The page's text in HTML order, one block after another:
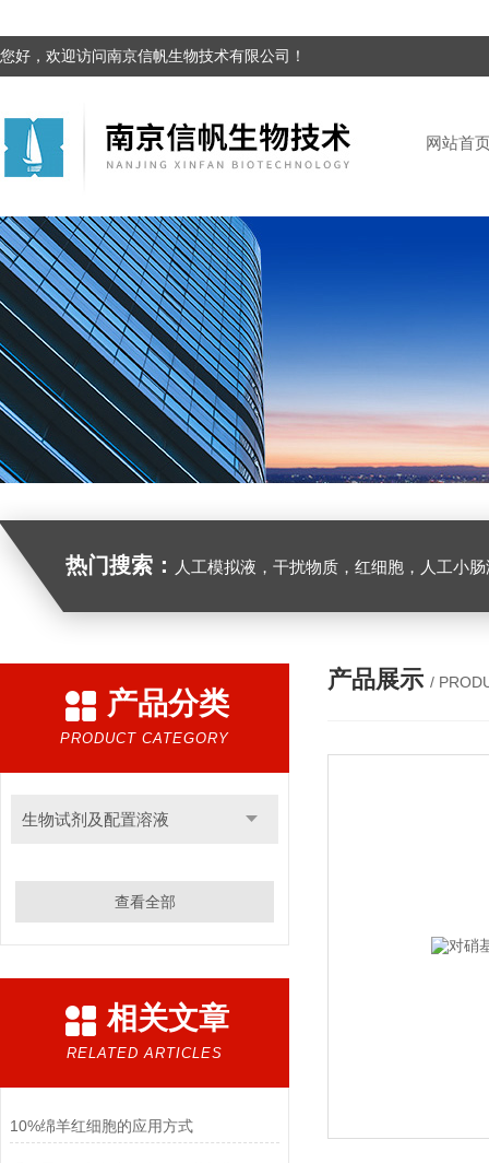
您好，欢迎访问南京信帆生物技术有限公司！
网站首
热门搜索： 人工模拟液，干扰物质，红细胞，人工小
产品分类
PRODUCT CATEGORY
生物试剂及配置溶液
查看全部
相关文章
RELATED ARTICLES
10%绵羊红细胞的应用方式
产品展示 /